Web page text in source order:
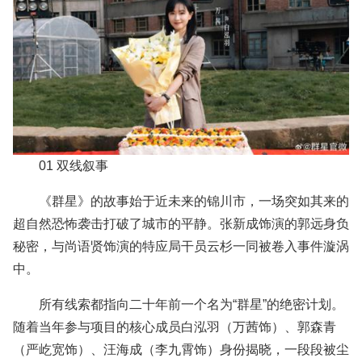
01 双线叙事
《群星》的故事始于近未来的锦川市，一场突如其来的
超自然恐怖袭击打破了城市的平静。张新成饰演的郭远身负
秘密，与尚语贤饰演的特应局干员云杉一同被卷入事件漩涡
中。
所有线索都指向二十年前一个名为“群星”的绝密计划。
随着当年参与项目的核心成员白泓羽（万茜饰）、郭森青
（严屹宽饰）、汪海成（李九霄饰）身份揭晓，一段段被尘